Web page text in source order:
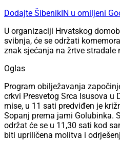
Dodajte ŠibenikIN u omiljeni
U organizaciji Hrvatskog
svibnja, će se održati
znak sjećanja na žrtve stradale
Oglas
Program obilježavanja
crkvi Presvetog Srca Isusova u
mise, u 11 sati predviđen je
Sopanj prema jami Golubinka.
održat će se u 11,30 sati kod
biti upriličena molitva i